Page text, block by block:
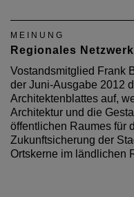
MEINUNG
Regionales
Vostandsmitglied Frank
der Juni-Ausgabe 2012
Architektenblattes auf,
Architektur und die
öffentlichen Raumes für
Zukunftsicherung der
Ortskerne im ländlichen